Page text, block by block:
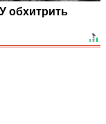
обхитрить